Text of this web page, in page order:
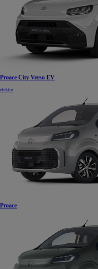
Proace City Verso EV
elektro
Proace